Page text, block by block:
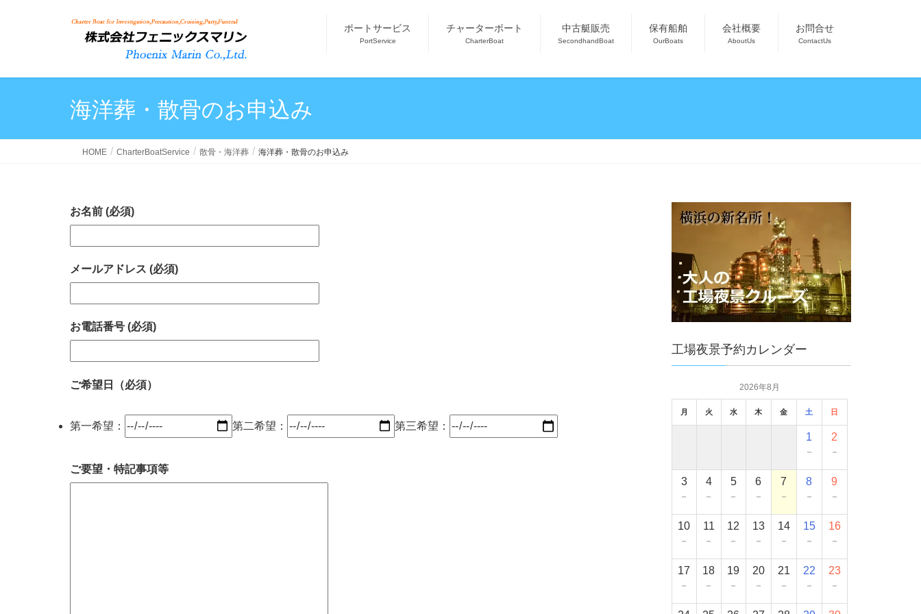
ポートサービス
PortService
チャーターボート
CharterBoat
中古艇販売
SecondhandBoat
保有船舶
OurBoats
会社概要
AboutUs
お問合せ
ContactUs
海洋葬・散骨のお申込み
HOME CharterBoatService 散骨・海洋葬 海洋葬・散骨のお申込み
お名前 (必須)
メールアドレス (必須)
お電話番号 (必須)
ご希望日（必須）
第一希望： 第二希望： 第三希望：
ご要望・特記事項等
工場夜景予約カレンダー
2026年8月
月 火 水 木 金 土 日
1
－
2
－
3
－
4
－
5
－
6
－
7
－
8
－
9
－
10
－
11
－
12
－
13
－
14
－
15
－
16
－
17
－
18
－
19
－
20
－
21
－
22
－
23
－